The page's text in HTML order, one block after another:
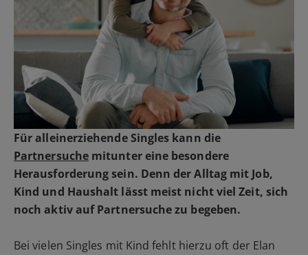
Für alleinerziehende Singles kann die
Partnersuchemitunter eine besondere
Herausforderung sein. Denn der Alltag mit Job,
Kind und Haushalt lässt meist nicht viel Zeit, sich
noch aktiv auf Partnersuche zu begeben.
Bei vielen Singles mit Kind fehlt hierzu oft der Elan